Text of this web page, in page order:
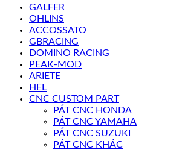
GALFER
OHLINS
ACCOSSATO
GBRACING
DOMINO RACING
PEAK-MOD
ARIETE
HEL
CNC CUSTOM PART
PÁT CNC HONDA
PÁT CNC YAMAHA
PÁT CNC SUZUKI
PÁT CNC KHÁC